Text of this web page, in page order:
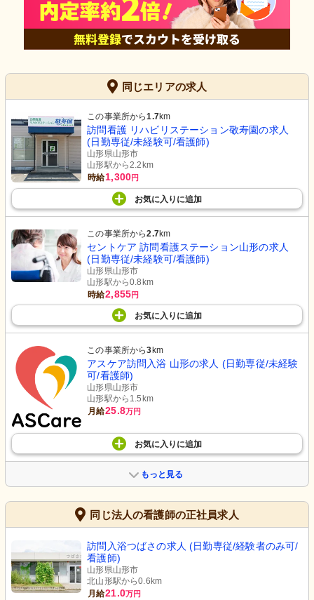
同じエリアの求人
この事業所から1.7km
訪問看護 リハビリステーション敬寿園の求人
(日勤専従/未経験可/看護師)
山形県山形市
山形駅から2.2km
時給1,300円
お気に入り に追加
この事業所から2.7km
セントケア 訪問看護ステーション山形の求人
(日勤専従/未経験可/看護師)
山形県山形市
山形駅から0.8km
時給2,855円
お気に入り に追加
この事業所から3 km
アスケア訪問入浴 山形の求人 (日勤専従/未経験
可/看護師)
山形県山形市
山形駅から1.5km
月給25.8万円
お気に入り に追加
もっと見る
同じ法人の看護師の正社員求人
訪問入浴つばさの求人 (日勤専従/経験者のみ可/
看護師)
山形県山形市
北山形駅から0.6km
月給21.0万円